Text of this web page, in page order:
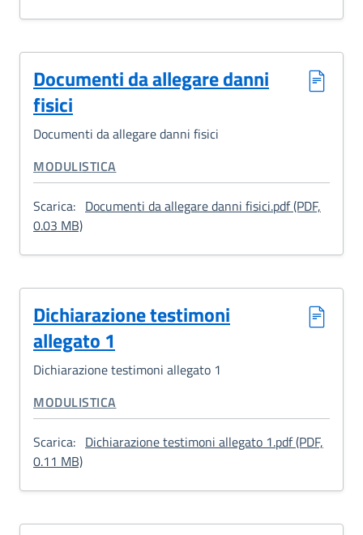
Documenti da allegare danni
fisici
Documenti da allegare danni fisici
CATEGORIA CORRELATA:
MODULISTICA
Scarica: Documenti da allegare danni fisici.pdf (PDF,
0.03 MB): Documenti da allegare danni fisici
Dichiarazione testimoni
allegato 1
Dichiarazione testimoni allegato 1
CATEGORIA CORRELATA:
MODULISTICA
Scarica: Dichiarazione testimoni allegato 1.pdf (PDF,
0.11 MB): Dichiarazione testimoni allegato 1